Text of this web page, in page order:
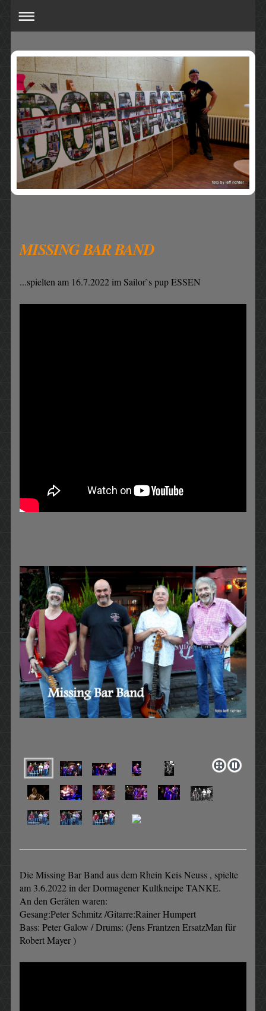
MISSING BAR BAND
...spielten am 16.7.2022 im Sailor`s pup ESSEN
Die Missing Bar Band aus dem Rhein Keis Neuss , spielte
am 3.6.2022 in der Dormagener Kultkneipe TANKE.
An den Geräten waren:
Gesang:Peter Schmitz /Gitarre:Rainer Humpert
Bass: Peter Galow / Drums: (Jens Frantzen ErsatzMan für
Robert Mayer )